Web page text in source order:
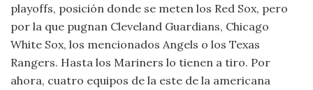
playoffs, posición donde se meten los Red Sox, pero
por la que pugnan Cleveland Guardians, Chicago
White Sox, los mencionados Angels o los Texas
Rangers. Hasta los Mariners lo tienen a tiro. Por
ahora, cuatro equipos de la este de la americana